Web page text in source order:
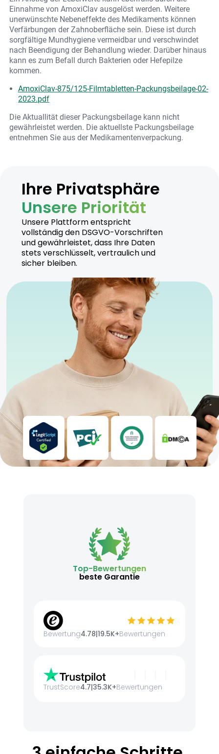
Einnahme von AmoxiClav ausgelöst werden. Weitere
unerwünschte Nebeneffekte des Medikaments können
Verfärbungen der Zahnoberfläche sein. Diese ist durch
sorgfältige Mundhygiene vermeidbar und verschwindet
nach Beendigung der Behandlung wieder. Darüber hinaus
kann es zum Befall durch Bakterien oder Hefepilze
kommen.
AmoxiClav-875/125-Filmtabletten-Packungsbeilage-02-
2023.pdf
Die Aktuallität dieser Packungsbeilage kann nicht
gewährleistet werden. Die aktuellste Packungsbeilage
entnehmen Sie aus der Medikamentenverpackung.
Ihre Privatsphäre
Unsere Priorität
Unsere Plattform entspricht
vollständig den DSGVO-Vorschriften
und gewährleistet, dass Ihre Daten
stets verschlüsselt, vertraulich und
sicher bleiben.
Top-Bewertungen
beste Garantie
Bewertung4.78|19.5K+Bewertungen
TrustScore4.7|35.3K+Bewertungen